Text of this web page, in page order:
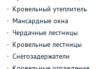
Кровельный утеплитель
Мансардные окна
Чердачные лестницы
Кровельные лестницы
Снегозадержатели